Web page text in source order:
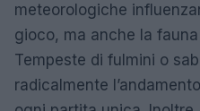
meteorologiche
gioco, ma anche la
Tempeste di fulmini o
radicalmente